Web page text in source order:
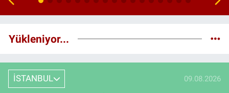
Yükleniyor...
İSTANBUL 09.08.2026